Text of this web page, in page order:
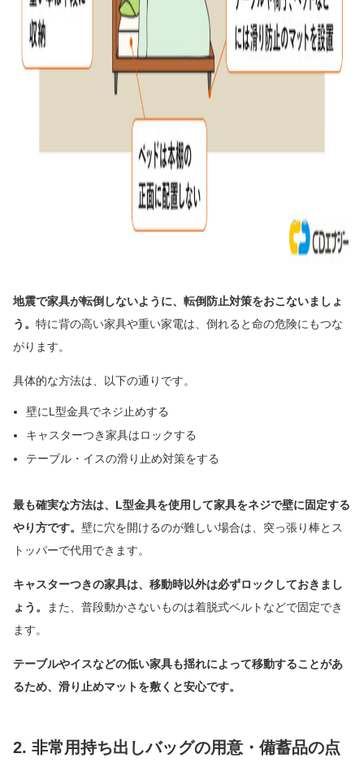
地震で家具が転倒しないように、転倒防止対策をおこないましょ
う。 特に背の高い家具や重い家電は、倒れると命の危険にもつな
がります。
具体的な方法は、以下の通りです。
壁にL型金具でネジ止めする
キャスターつき家具はロックする
テーブル・イスの滑り止め対策をする
最も確実な方法は、L型金具を使用して家具をネジで壁に固定する
やり方です。 壁に穴を開けるのが難しい場合は、突っ張り棒とス
トッパーで代用できます。
キャスターつきの家具は、移動時以外は必ずロックしておきまし
ょう。
また、普段動かさないものは着脱式ベルトなどで固定でき
ます。
テーブルやイスなどの低い家具も揺れによって移動することがあ
るため、滑り止めマットを敷くと安心です。
2. 非常用持ち出しバッグの用意・備蓄品の点